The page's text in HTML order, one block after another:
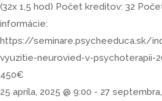
(32x 1,5 hod) Počet kreditov: 32
informácie:
https://seminare.psycheeduca.sk/
vyuzitie-neurovied-v-psychoterapii-
450€
25 apríla, 2025 @ 9:00 - 27